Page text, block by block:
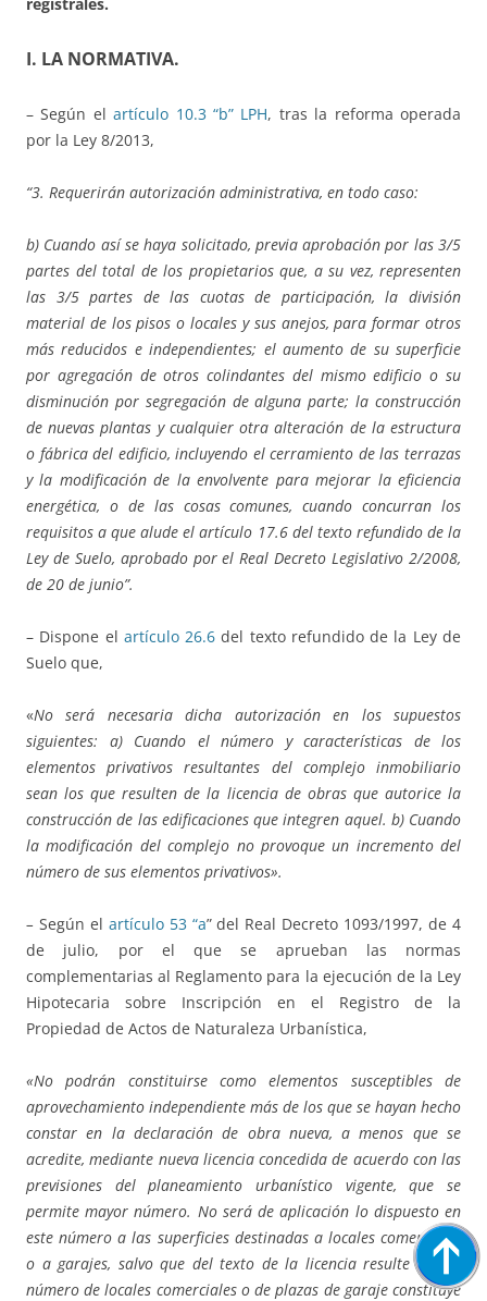
I. LA NORMATIVA.
– Según elartículo 10.3 “b” LPH, tras la reforma operada
por la Ley 8/2013,
“3. Requerirán autorización administrativa, en todo caso:
b) Cuando así se haya solicitado, previa aprobación por las 3/5
partes del total de los propietarios que, a su vez, representen
las 3/5 partes de las cuotas de participación, la división
material de los pisos o locales y sus anejos, para formar otros
más reducidos e independientes; el aumento de su superficie
por agregación de otros colindantes del mismo edificio o su
disminución por segregación de alguna parte; la construcción
de nuevas plantas y cualquier otra alteración de la estructura
o fábrica del edificio, incluyendo el cerramiento de las terrazas
y la modificación de la envolvente para mejorar la eficiencia
energética, o de las cosas comunes, cuando concurran los
requisitos a que alude el artículo 17.6 del texto refundido de la
Ley de Suelo, aprobado por el Real Decreto Legislativo 2/2008,
de 20 de junio”.
– Dispone el artículo 26.6 del texto refundido de la Ley de
Suelo que,
«No será necesaria dicha autorización en los supuestos
siguientes: a) Cuando el número y características de los
elementos privativos resultantes del complejo inmobiliario
sean los que resulten de la licencia de obras que autorice la
construcción de las edificaciones que integren aquel. b) Cuando
la modificación del complejo no provoque un incremento del
número de sus elementos privativos».
– Según el artículo 53 “a” del Real Decreto 1093/1997, de 4
de julio, por el que se aprueban las normas
complementarias al Reglamento para la ejecución de la Ley
Hipotecaria sobre Inscripción en el Registro de la
Propiedad de Actos de Naturaleza Urbanística,
«No podrán constituirse como elementos susceptibles de
aprovechamiento independiente más de los que se hayan hecho
constar en la declaración de obra nueva, a menos que se
acredite, mediante nueva licencia concedida de acuerdo con las
previsiones del planeamiento urbanístico vigente, que se
permite mayor número. No será de aplicación lo dispuesto en
este número a las superficies destinadas a locales comerciales
o a garajes, salvo que del texto de la licencia resulte que el
número de locales comerciales o de plazas de garaje constituye